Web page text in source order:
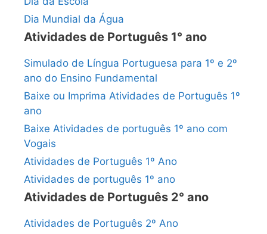
Dia Mundial da Água
Atividades de Português 1° ano
Simulado de Língua Portuguesa para 1º e 2º
ano do Ensino Fundamental
Baixe ou Imprima Atividades de Português 1º
ano
Baixe Atividades de português 1º ano com
Vogais
Atividades de Português 1º Ano
Atividades de português 1º ano
Atividades de Português 2° ano
Atividades de Português 2º Ano